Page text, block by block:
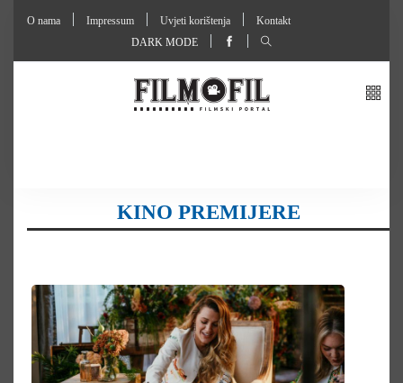
O nama Impressum Uvjeti korištenja
Kontakt
DARK MODE
KINO PREMIJERE